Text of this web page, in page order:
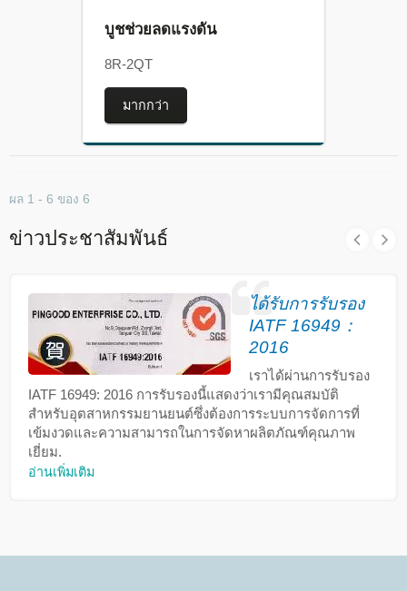
บูชช่วยลดแรงดัน
8R-2QT
มากกว่า
ผล 1 - 6 ของ 6
ข่าวประชาสัมพันธ์
ได้รับการรับรอง
IATF 16949：
2016
เราได้ผ่านการรับรอง
IATF 16949: 2016 การรับรองนี้แสดงว่าเรามีคุณสมบัติ
สำหรับอุตสาหกรรมยานยนต์ซึ่งต้องการระบบการจัดการที่
เข้มงวดและความสามารถในการจัดหาผลิตภัณฑ์คุณภาพ
เยี่ยม.
อ่านเพิ่มเติม